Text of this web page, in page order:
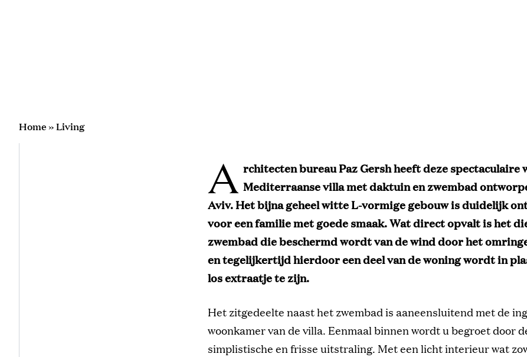
Home»Living
A rchitecten bureau Paz Gersh heeft deze spectaculaire
Mediterraanse villa met daktuin en zwembad
Aviv. Het bijna geheelwitte L-vormige gebouw is duidelijk
voor een familie met goede smaak.Wat direct opvalt is het
zwembad die beschermd wordt van de wind door het
en tegelijkertijd hierdoor een deel van de woning wordt in
los extraatje te zijn.
Het zitgedeelte naast het zwembad is aaneensluitend met de
woonkamer van de villa. Eenmaal binnen wordt u begroet door
simplistische en frisse uitstraling. Met een licht interieur wat